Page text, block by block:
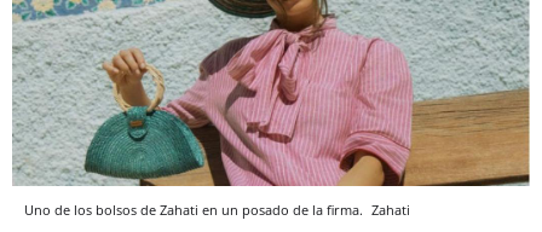
Uno de los bolsos de Zahati en un posado de la firma. Zahati